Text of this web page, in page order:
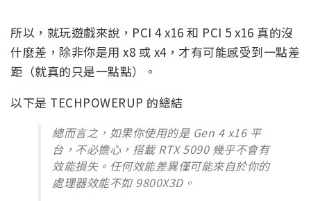
所以，就玩遊戲來說，PCI 4 x16 和 PCI 5 x16 真的沒
什麼差，除非你是用 x8 或 x4，才有可能感受到一點差
距（就真的只是一點點）。
以下是 TECHPOWERUP 的總結
總而言之，如果你使用的是 Gen 4 x16 平
台，不必擔心，搭載 RTX 5090 幾乎不會有
效能損失。任何效能差異僅可能來自於你的
處理器效能不如 9800X3D。